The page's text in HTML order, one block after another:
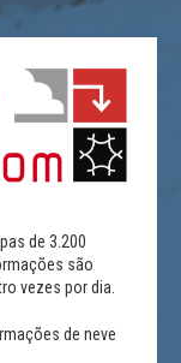
de 3.200
são
vezes por dia.
de neve